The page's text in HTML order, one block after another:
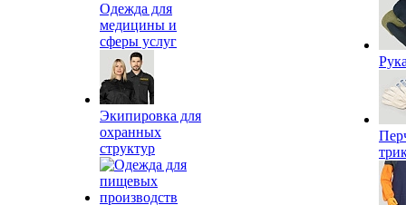
Одежда для
медицины и
сферы услуг
Экипировка для
охранных
структур